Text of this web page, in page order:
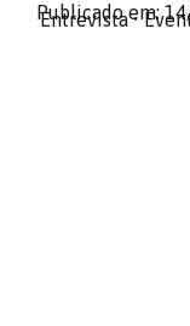
Publicado em:
Entrevista•